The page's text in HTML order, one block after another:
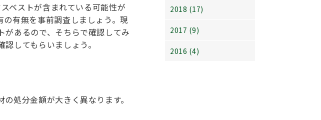
ベストが含まれている可能性が
有無を事前調査しましょう。現
あるので、そちらで確認してみ
してもらいましょう。
処分金額が大きく異なります。
2018 (17)
2017 (9)
2016 (4)